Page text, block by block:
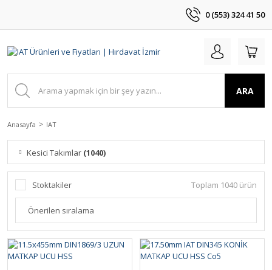
0 (553) 324 41 50
ARA
Anasayfa IAT
Kesici Takımlar (1040)
Stoktakiler Toplam 1040 ürün